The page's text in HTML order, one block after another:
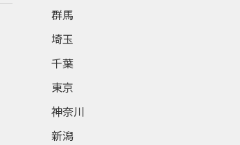
群馬
埼玉
千葉
東京
神奈川
新潟